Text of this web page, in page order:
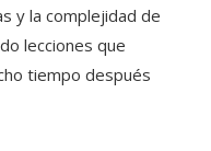
y la complejidad de
lecciones que
tiempo después